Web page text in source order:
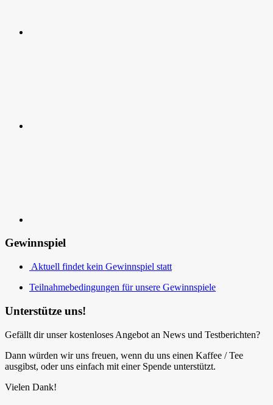
Gewinnspiel
Aktuell findet kein Gewinnspiel statt
Teilnahmebedingungen für unsere Gewinnspiele
Unterstütze uns!
Gefällt dir unser kostenloses Angebot an News und Testberichten?
Dann würden wir uns freuen, wenn du uns einen Kaffee / Tee
ausgibst, oder uns einfach mit einer Spende unterstützt.
Vielen Dank!